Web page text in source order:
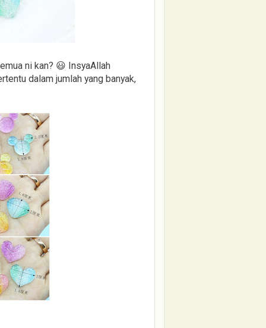
ni kan? 😃 InsyaAllah
dalam jumlah yang banyak,